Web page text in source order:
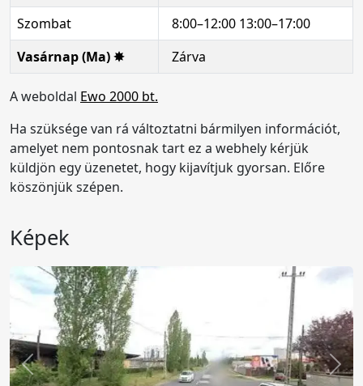
Szombat
8:00–12:00 13:00–17:00
Vasárnap (Ma) ✸
Zárva
A weboldal Ewo 2000 bt.
Ha szüksége van rá változtatni bármilyen információt,
amelyet nem pontosnak tart ez a webhely kérjük
küldjön egy üzenetet, hogy kijavítjuk gyorsan. Előre
köszönjük szépen.
Képek
Előző